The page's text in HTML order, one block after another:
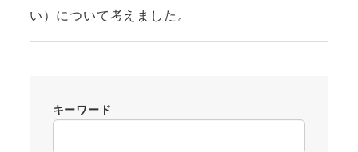
い）について考えました。
キーワード